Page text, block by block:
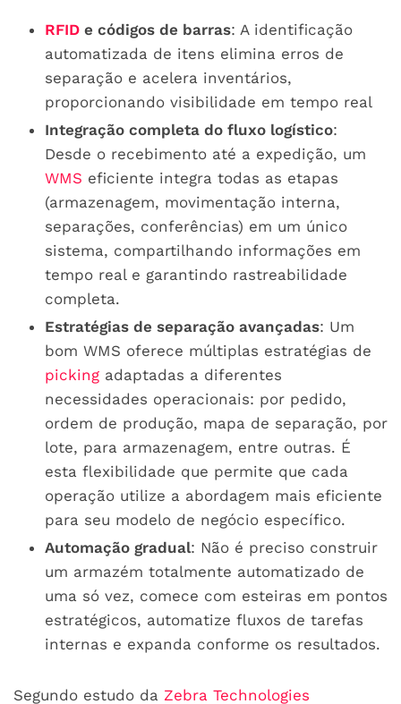
RFID e códigos de barras: A identificação
automatizada de itens elimina erros de
separação e acelera inventários,
proporcionando visibilidade em tempo real
Integração completa do fluxo logístico:
Desde o recebimento até a expedição, um
WMS eficiente integra todas as etapas
(armazenagem, movimentação interna,
separações, conferências) em um único
sistema, compartilhando informações em
tempo real e garantindo rastreabilidade
completa.
Estratégias de separação avançadas: Um
bom WMS oferece múltiplas estratégias de
picking adaptadas a diferentes
necessidades operacionais: por pedido,
ordem de produção, mapa de separação, por
lote, para armazenagem, entre outras. É
esta flexibilidade que permite que cada
operação utilize a abordagem mais eficiente
para seu modelo de negócio específico.
Automação gradual: Não é preciso construir
um armazém totalmente automatizado de
uma só vez, comece com esteiras em pontos
estratégicos, automatize fluxos de tarefas
internas e expanda conforme os resultados.
Segundo estudo da Zebra Technologies